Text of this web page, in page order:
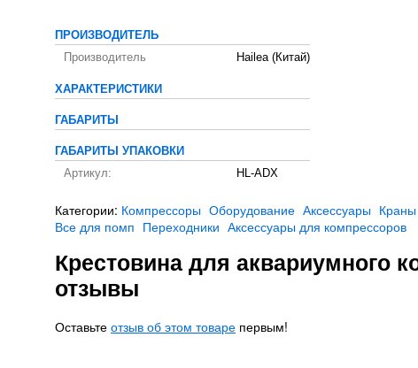
ПРОИЗВОДИТЕЛЬ
Производитель
Hailea (Китай)
ХАРАКТЕРИСТИКИ
ГАБАРИТЫ
ГАБАРИТЫ УПАКОВКИ
Артикул:
HL-ADX
Категории: Компрессоры Оборудование Аксессуары Краны
Все для помп Переходники Аксессуары для компрессоров
Крестовина для аквариумного
отзывы
Оставьте отзыв об этом товаре первым!